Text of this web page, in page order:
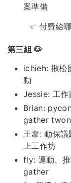
案準備
付費給
第三組 🐶
ichieh: 揪松
動
Jessie: 工作
Brian:
gather twon
王韋: 動保
上工作坊
fly: 運動、
gather